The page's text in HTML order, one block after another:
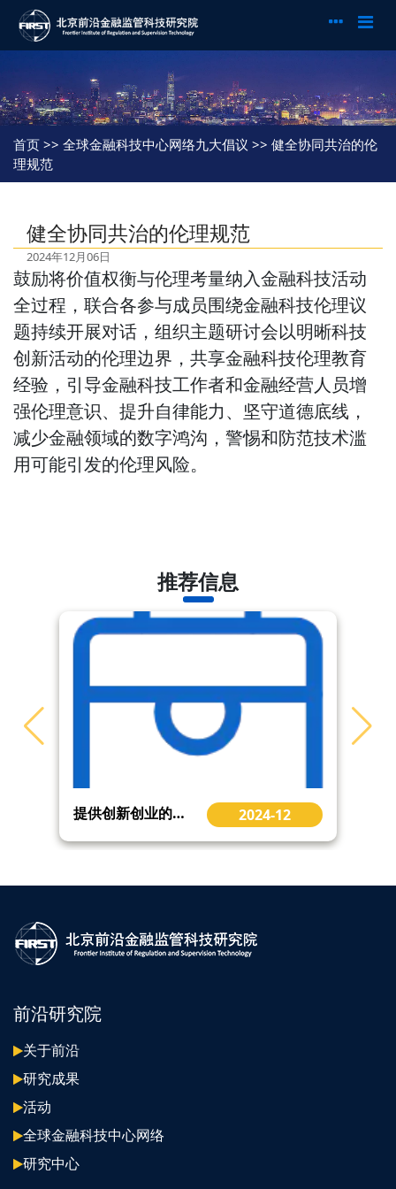
首页 >> 全球金融科技中心网络九大倡议 >> 健全协同共治的伦
理规范
健全协同共治的伦理规范
2024年12月06日
鼓励将价值权衡与伦理考量纳入金融科技活动
全过程，联合各参与成员围绕金融科技伦理议
题持续开展对话，组织主题研讨会以明晰科技
创新活动的伦理边界，共享金融科技伦理教育
经验，引导金融科技工作者和金融经营人员增
强伦理意识、提升自律能力、坚守道德底线，
减少金融领域的数字鸿沟，警惕和防范技术滥
用可能引发的伦理风险。
推荐信息
提供创新创业的孵化支持 2024-12
前沿研究院
关于前沿
研究成果
活动
全球金融科技中心网络
研究中心